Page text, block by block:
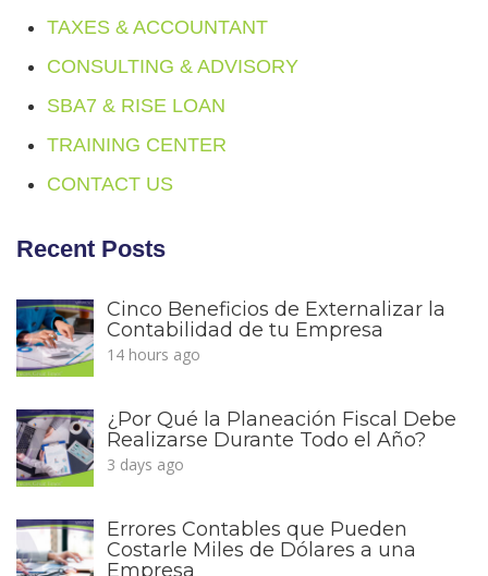
TAXES & ACCOUNTANT
CONSULTING & ADVISORY
SBA7 & RISE LOAN
TRAINING CENTER
CONTACT US
Recent Posts
Cinco Beneficios de Externalizar la
Contabilidad de tu Empresa
14 hours ago
¿Por Qué la Planeación Fiscal Debe
Realizarse Durante Todo el Año?
3 days ago
Errores Contables que Pueden
Costarle Miles de Dólares a una
Empresa